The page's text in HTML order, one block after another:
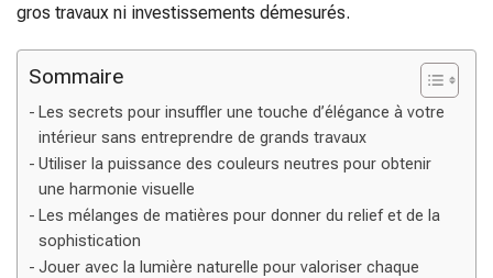
gros travaux ni investissements démesurés.
Sommaire
Les secrets pour insuffler une touche d’élégance à votre
intérieur sans entreprendre de grands travaux
Utiliser la puissance des couleurs neutres pour obtenir
une harmonie visuelle
Les mélanges de matières pour donner du relief et de la
sophistication
Jouer avec la lumière naturelle pour valoriser chaque